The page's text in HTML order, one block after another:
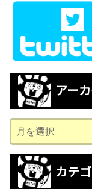
アー
ー
カ
カテ